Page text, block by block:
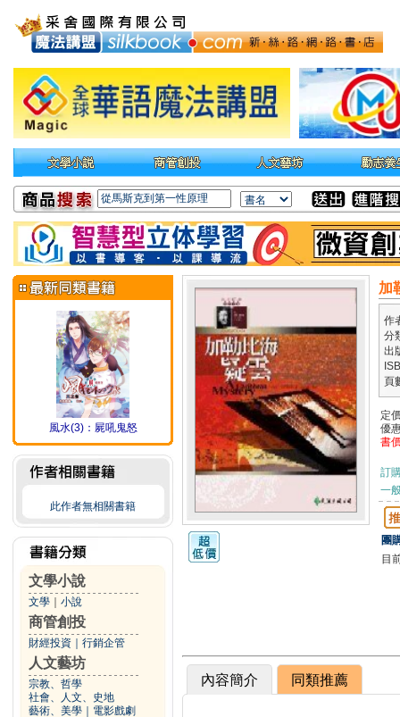
風水(3)：屍吼鬼怒
此作者無相關書籍
文學小說
文學 小說
商管創投
財經投資 行銷企管
人文藝坊
宗教、哲學
社會、人文、史地
藝術、美學
電影戲劇
加
作
分
出
頁
定
優
書
訂
一
團
目
內容簡介 同類推薦